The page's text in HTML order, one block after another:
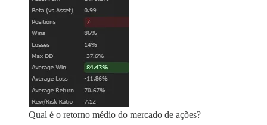
Qual é o retorno médio do mercado de ações?